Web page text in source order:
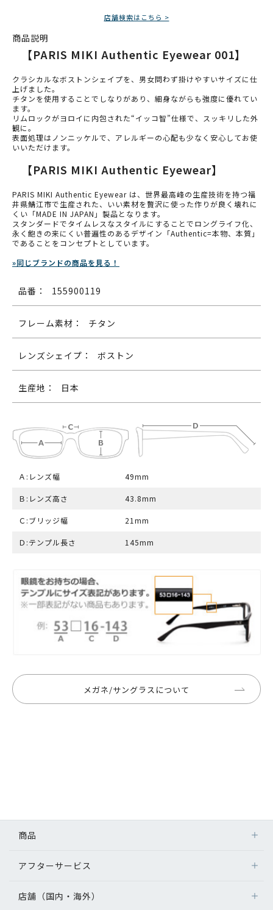
店舗検索はこちら >
商品説明
【PARIS MIKI Authentic Eyewear 001】
クラシカルなボストンシェイプを、男女問わず掛けやすいサイズに仕
上げました。
チタンを使用することでしなりがあり、細身ながらも強度に優れてい
ます。
リムロックがヨロイに内包された“イッコ智”仕様で、スッキリした外
観に。
表面処理はノンニッケルで、アレルギーの心配も少なく安心してお使
いいただけます。
【PARIS MIKI Authentic Eyewear】
PARIS MIKI Authentic Eyewear は、世界最高峰の生産技術を持つ福
井県鯖江市で生産された、いい素材を贅沢に使った作りが良く壊れに
くい「MADE IN JAPAN」製品となります。
スタンダードでタイムレスなスタイルにすることでロングライフ化、
永く飽きの来にくい普遍性のあるデザイン「Authentic=本物、本質」
であることをコンセプトとしています。
»同じブランドの商品を見る！
品番： 155900119
フレーム素材： チタン
レンズシェイプ： ボストン
生産地： 日本
Ａ:レンズ幅 49mm
Ｂ:レンズ高さ 43.8mm
Ｃ:ブリッジ幅 21mm
Ｄ:テンプル長さ 145mm
メガネ/サングラスについて
商品
アフターサービス
店舗（国内・海外）